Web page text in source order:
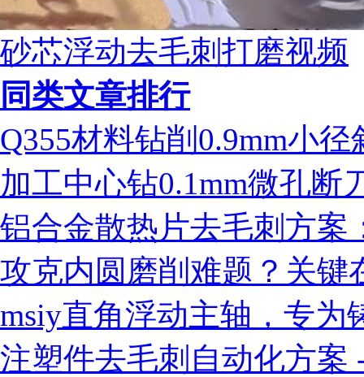
砂芯浮动去毛刺打磨视频
同类文章排行
Q355材料钻削0.9mm小
加工中心钻0.1mm微孔断
铝合金散热片去毛刺方案
攻克内圆磨削难题？关键
msiy直角浮动主轴，专为
注塑件去毛刺自动化方案